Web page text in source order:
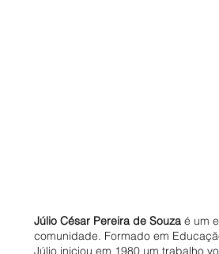
Júlio César Pereira de Souza é um
comunidade. Formado em
Júlio iniciou em 1980 um trabalho